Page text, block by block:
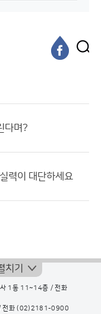
다며?
력이 대단하세요
치기
1동 11~14층 / 전화
전화(02)2181-0900